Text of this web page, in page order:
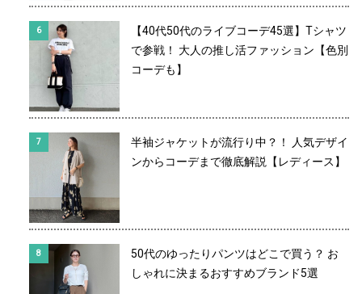
【40代50代のライブコーデ45選】Tシャツ
で参戦！ 大人の推し活ファッション【色別
コーデも】
半袖ジャケットが流行り中？！ 人気デザイ
ンからコーデまで徹底解説【レディース】
50代のゆったりパンツはどこで買う？ お
しゃれに決まるおすすめブランド5選